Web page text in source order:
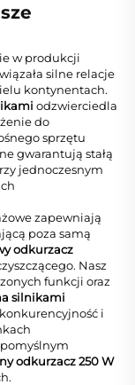
w produkcji
silne relacje
kontynentach.
odzwierciedla
do
sprzętu
gwarantują stałą
jednoczesnym
zapewniają
poza samą
odkurzacz
Nasz
funkcji oraz
silnikami
i
odkurzacz 250 W